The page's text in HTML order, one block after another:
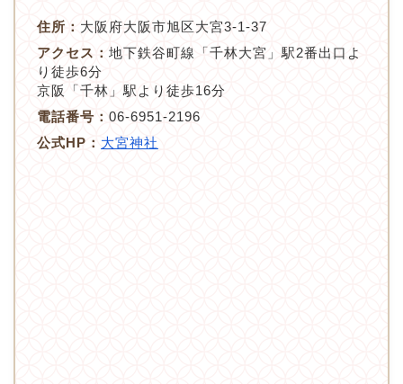
住所： 大阪府大阪市旭区大宮3-1-37
アクセス： 地下鉄谷町線「千林大宮」駅2番出口よ
り徒歩6分
京阪「千林」駅より徒歩16分
電話番号： 06-6951-2196
公式HP： 大宮神社